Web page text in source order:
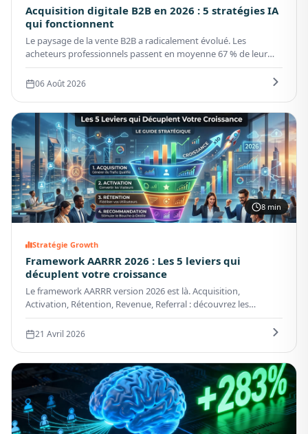
Acquisition digitale B2B en 2026 : 5 stratégies IA
qui fonctionnent
Le paysage de la vente B2B a radicalement évolué. Les
acheteurs professionnels passent en moyenne 67 % de leur
temps en phase de recherche autonome avant tout contact
commercial. Cette donnée impose une refonte complète des
approches d'acquisition.
06 Août 2026
8 min
Stratégie Growth
Framework AARRR 2026 : Les 5 leviers qui
décuplent votre croissance
Le framework AARRR version 2026 est là. Acquisition,
Activation, Rétention, Revenue, Referral : découvrez les
nouveaux KPIs et leviers IA qui font la différence. Cas clients,
ROI prouvé.
21 Avril 2026